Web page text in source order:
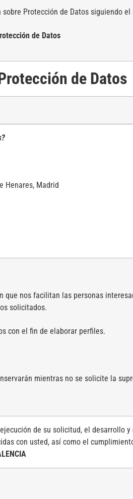
Protección de Datos siguiendo
de Datos
de Datos
Henares, Madrid
que nos facilitan las personas
solicitados.
con el fin de elaborar perfiles.
mientras no se solicite la
de su solicitud, el desarrollo
con usted, así como el